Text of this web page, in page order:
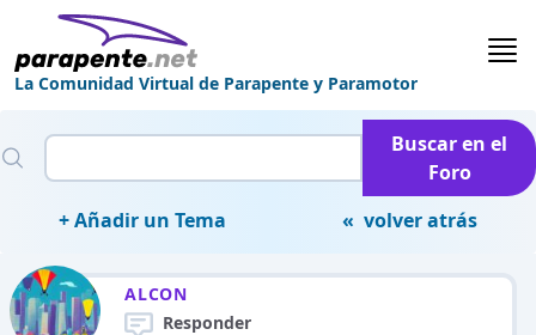
La Comunidad Virtual de Parapente y Paramotor
Buscar en el
Foro
+ Añadir un Tema
« volver atrás
ALCON
Responder